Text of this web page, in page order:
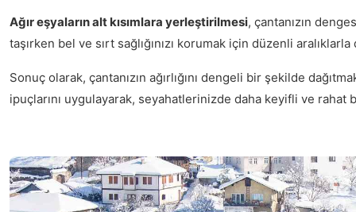
Ağır eşyaların alt kısımlara yerleştirilmesi, çantanızın
taşırken bel ve sırt sağlığınızı korumak için düzenli
Sonuç olarak, çantanızın ağırlığını dengeli bir şekilde
ipuçlarını uygulayarak, seyahatlerinizde daha keyifli ve